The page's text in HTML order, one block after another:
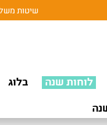
שיטות
לוחות שנה בלוג